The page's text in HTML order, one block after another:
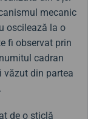
mecanic
oscilează la o
fi observat prin
cadran
văzut din partea
.
de o sticlă